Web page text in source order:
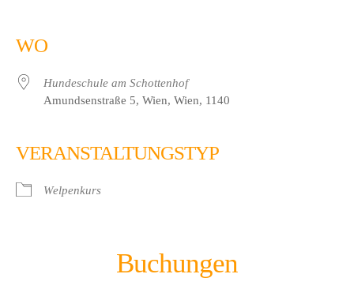
WO
Hundeschule am Schottenhof
Amundsenstraße 5, Wien, Wien, 1140
VERANSTALTUNGSTYP
Welpenkurs
Buchungen